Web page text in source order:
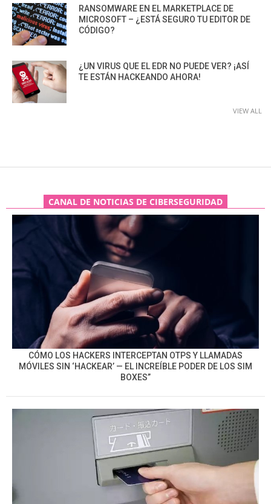
RANSOMWARE EN EL MARKETPLACE DE
MICROSOFT – ¿ESTÁ SEGURO TU EDITOR DE
CÓDIGO?
¿UN VIRUS QUE EL EDR NO PUEDE VER? ¡ASÍ
TE ESTÁN HACKEANDO AHORA!
VIEW ALL
CANAL DE NOTICIAS DE CIBERSEGURIDAD
CÓMO LOS HACKERS INTERCEPTAN OTPS Y LLAMADAS
MÓVILES SIN ‘HACKEAR’ — EL INCREÍBLE PODER DE LOS SIM
BOXES”